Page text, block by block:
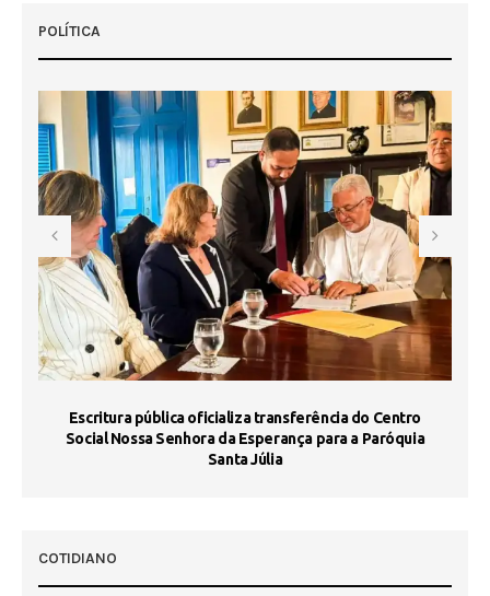
POLÍTICA
Escritura pública oficializa transferência do Centro
Social Nossa Senhora da Esperança para a Paróquia
Santa Júlia
COTIDIANO